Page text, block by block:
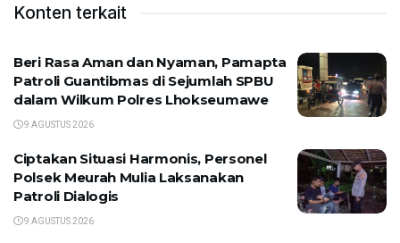
Konten terkait
Beri Rasa Aman dan Nyaman, Pamapta
Patroli Guantibmas di Sejumlah SPBU
dalam Wilkum Polres Lhokseumawe
9 AGUSTUS 2026
Ciptakan Situasi Harmonis, Personel
Polsek Meurah Mulia Laksanakan
Patroli Dialogis
9 AGUSTUS 2026